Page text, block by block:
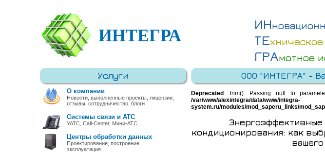
ИНТЕГРА
ИН
ТЕ
ГРАмотное
Услуги
О компании
Новости, выполненные проекты, лицензии,
отзывы, сотрудничество, блоги
Системы связи и АТС
УАТС, Call-Center, Мини-АТС
Центры обработки данных
Проектирование, построение,
эксплуатация
ООО "ИНТЕГРА" -
Deprecated : trim(): Passing null to
/var/www/alexintegra/data/www/integra-
system.ru/modules/mod_saperu_links/
Энергоэффективные
кондиционирования: как